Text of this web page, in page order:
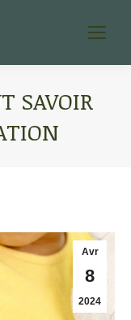
SAVOIR
Avr
8
2024